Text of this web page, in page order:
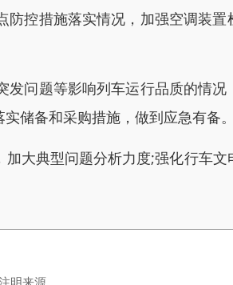
控措施落实情况，加强空调装置
问题等影响列车运行品质的情况
储备和采购措施，做到应急有备。
大典型问题分析力度;强化行车文
来源。